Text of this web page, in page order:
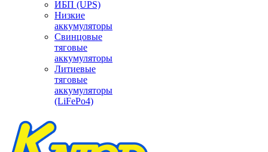
ИБП (UPS)
Низкие
аккумуляторы
Свинцовые
тяговые
аккумуляторы
Литиевые
тяговые
аккумуляторы
(LiFePo4)